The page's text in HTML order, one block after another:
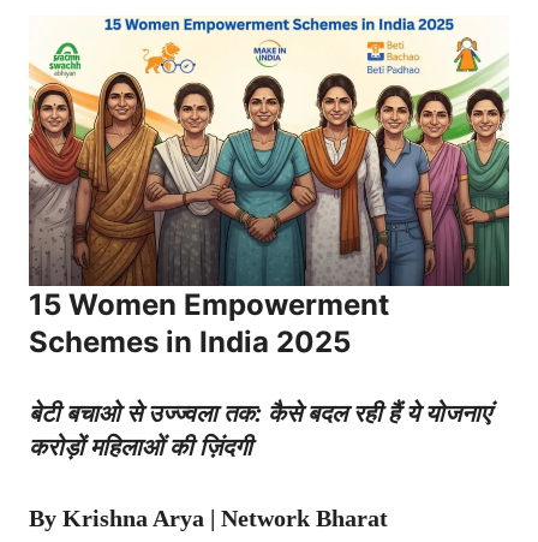
15 Women Empowerment
Schemes in India 2025
बेटी बचाओ से उज्ज्वला तक: कैसे बदल रही हैं ये योजनाएं
करोड़ों महिलाओं की ज़िंदगी
By Krishna Arya | Network Bharat